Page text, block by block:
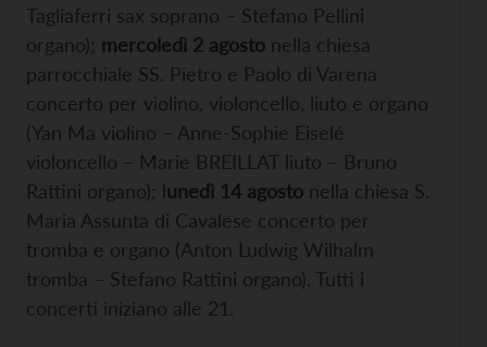
Tagliaferri sax soprano – Stefano Pellini
organo); mercoledì 2 agosto nella chiesa
parrocchiale SS. Pietro e Paolo di Varena
concerto per violino, violoncello, liuto e organo
(Yan Ma violino – Anne-Sophie Eiselé
violoncello – Marie BREILLAT liuto – Bruno
Rattini organo); lunedì 14 agosto nella chiesa S.
Maria Assunta di Cavalese concerto per
tromba e organo (Anton Ludwig Wilhalm
tromba – Stefano Rattini organo). Tutti i
concerti iniziano alle 21.